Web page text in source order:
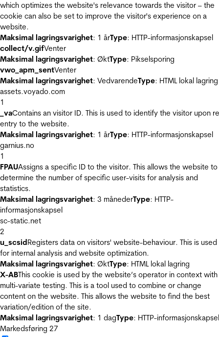
which optimizes the website's relevance towards the visitor – the
cookie can also be set to improve the visitor's experience on a
website.
Maksimal lagringsvarighet: 1 årType: HTTP-informasjonskapsel
collect/v.gifVenter
Maksimal lagringsvarighet: ØktType: Pikselsporing
vwo_apm_sentVenter
Maksimal lagringsvarighet: VedvarendeType: HTML lokal lagring
assets.voyado.com
1
_vaContains an visitor ID. This is used to identify the visitor upon
entry to the website.
Maksimal lagringsvarighet: 1 årType: HTTP-informasjonskapsel
garnius.no
1
FPAUAssigns a specific ID to the visitor. This allows the website to
determine the number of specific user-visits for analysis and
statistics.
Maksimal lagringsvarighet: 3 månederType: HTTP-
informasjonskapsel
sc-static.net
2
u_scsidRegisters data on visitors' website-behaviour. This is used
for internal analysis and website optimization.
Maksimal lagringsvarighet: ØktType: HTML lokal lagring
X-ABThis cookie is used by the website’s operator in context with
multi-variate testing. This is a tool used to combine or change
content on the website. This allows the website to find the best
variation/edition of the site.
Maksimal lagringsvarighet: 1 dagType: HTTP-informasjonskapsel
Markedsføring 27